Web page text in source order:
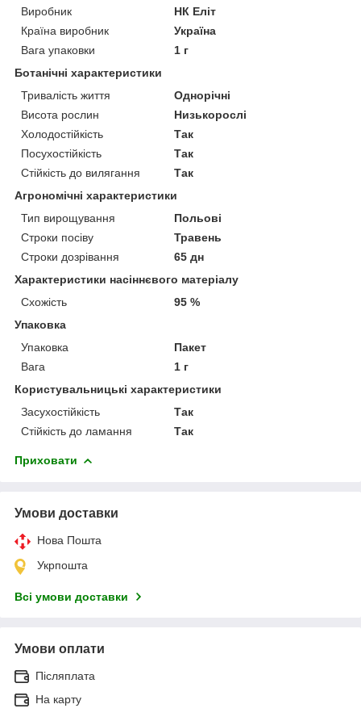
Виробник
НК Еліт
Країна виробник
Україна
Вага упаковки
1 г
Ботанічні характеристики
Тривалість життя
Однорічні
Висота рослин
Низькорослі
Холодостійкість
Так
Посухостійкість
Так
Стійкість до вилягання
Так
Агрономічні характеристики
Тип вирощування
Польові
Строки посіву
Травень
Строки дозрівання
65 дн
Характеристики насіннєвого матеріалу
Схожість
95 %
Упаковка
Упаковка
Пакет
Вага
1 г
Користувальницькі характеристики
Засухостійкість
Так
Стійкість до ламання
Так
Приховати
Умови доставки
Нова Пошта
Укрпошта
Всі умови доставки
Умови оплати
Післяплата
На карту